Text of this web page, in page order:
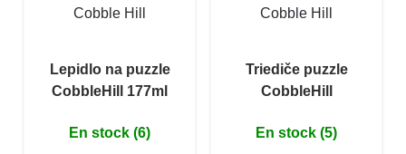
Cobble Hill
Lepidlo na puzzle
CobbleHill 177ml
En stock (6)
Cobble Hill
Triediče puzzle
CobbleHill
En stock (5)